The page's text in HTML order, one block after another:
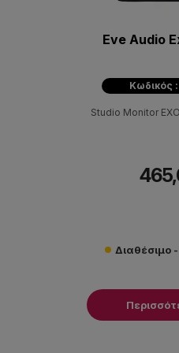
Eve Audio
Κωδικός
Studio Monitor
Διαθέσιμο